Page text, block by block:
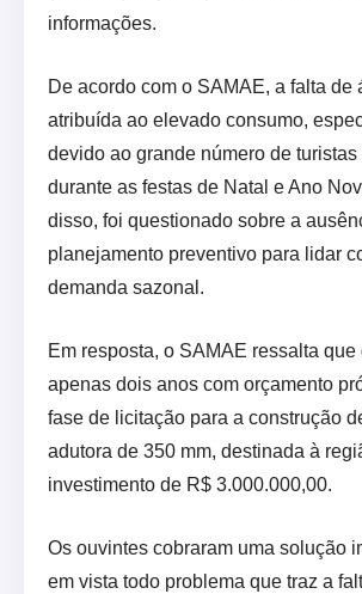
informações.
De acordo com o SAMAE, a falta de
atribuída ao elevado consumo,
devido ao grande número de
durante as festas de Natal e Ano
disso, foi questionado sobre a
planejamento preventivo para lidar
demanda sazonal.
Em resposta, o SAMAE ressalta que
apenas dois anos com orçamento
fase de licitação para a construção
adutora de 350 mm, destinada à
investimento de R$ 3.000.000,00.
Os ouvintes cobraram uma solução
em vista todo problema que traz a